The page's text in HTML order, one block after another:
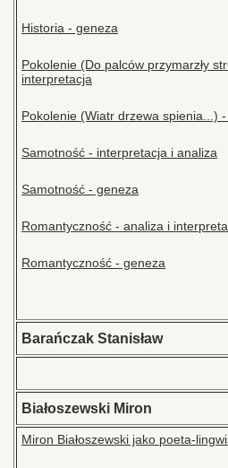
Historia - geneza
Pokolenie (Do palców przymarzły
interpretacja
Pokolenie (Wiatr drzewa spienia...)
Samotność - interpretacja i analiza
Samotność - geneza
Romantyczność - analiza i
Romantyczność - geneza
Barańczak Stanisław
Białoszewski Miron
Miron Białoszewski jako poeta-